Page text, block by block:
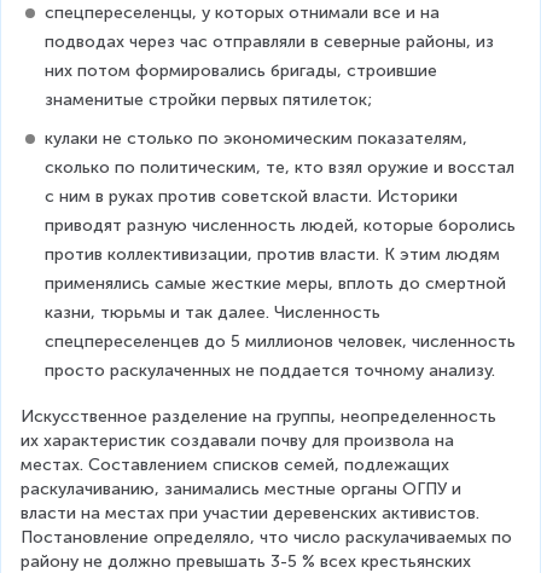
спецпереселенцы, у которых отнимали все и на
подводах через час отправляли в северные районы, из
них потом формировались бригады, строившие
знаменитые стройки первых пятилеток;
кулаки не столько по экономическим показателям,
сколько по политическим, те, кто взял оружие и восстал
с ним в руках против советской власти. Историки
приводят разную численность людей, которые боролись
против коллективизации, против власти. К этим людям
применялись самые жесткие меры, вплоть до смертной
казни, тюрьмы и так далее. Численность
спецпереселенцев до 5 миллионов человек, численность
просто раскулаченных не поддается точному анализу.
Искусственное разделение на группы, неопределенность
их характеристик создавали почву для произвола на
местах. Составлением списков семей, подлежащих
раскулачиванию, занимались местные органы ОГПУ и
власти на местах при участии деревенских активистов.
Постановление определяло, что число раскулачиваемых по
району не должно превышать 3-5 % всех крестьянских